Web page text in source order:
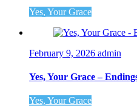
Yes, Your Grace
February 9, 2026 admin
Yes, Your Grace –
Yes, Your Grace